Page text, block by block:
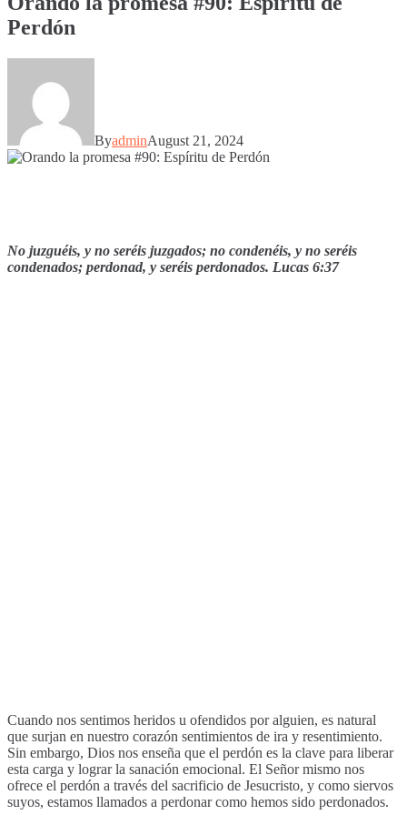
Perdón
ByadminAugust 21, 2024
No juzguéis, y no seréis juzgados; no condenéis, y no seréis
condenados; perdonad, y seréis perdonados. Lucas 6:37
Cuando nos sentimos heridos u ofendidos por alguien, es natural
que surjan en nuestro corazón sentimientos de ira y resentimiento.
Sin embargo, Dios nos enseña que el perdón es la clave para liberar
esta carga y lograr la sanación emocional. El Señor mismo nos
ofrece el perdón a través del sacrificio de Jesucristo, y como siervos
suyos, estamos llamados a perdonar como hemos sido perdonados.